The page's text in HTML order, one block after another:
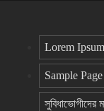
Lorem Ipsum
Sample Page
সুবিধাভোগীদের